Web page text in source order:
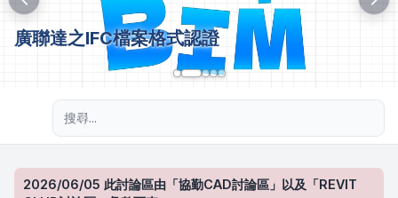
廣聯達之IFC檔案格式認證
2026/06/05 此討論區由「協勤CAD討論區」以及「REVIT